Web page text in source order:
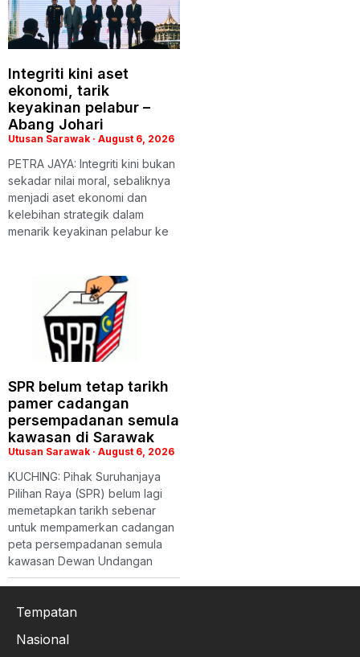
Integriti kini aset
ekonomi, tarik
keyakinan pelabur –
Abang Johari
Utusan Sarawak August 6, 2026
PETRA JAYA: Integriti kini bukan
sekadar nilai moral, sebaliknya
menjadi aset ekonomi dan
kelebihan strategik dalam
menarik keyakinan pelabur ke
SPR belum tetap tarikh
pamer cadangan
persempadanan semula
kawasan di Sarawak
Utusan Sarawak August 6, 2026
KUCHING: Pihak Suruhanjaya
Pilihan Raya (SPR) belum lagi
memetapkan tarikh sebenar
untuk mempamerkan cadangan
peta persempadanan semula
kawasan Dewan Undangan
Tempatan
Nasional